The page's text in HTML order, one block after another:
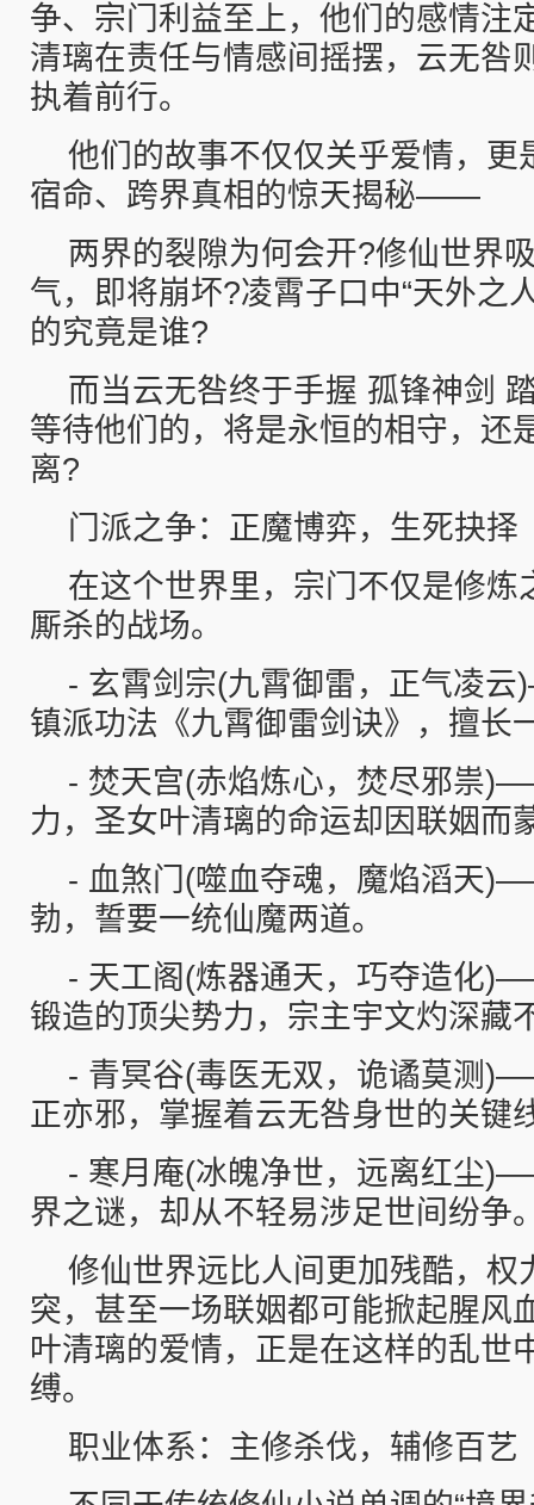
争、宗门利益至上，他们的感情注
清璃在责任与情感间摇摆，云无咎
执着前行。
他们的故事不仅仅关乎爱情，更
宿命、跨界真相的惊天揭秘——
两界的裂隙为何会开?修仙世界
气，即将崩坏?凌霄子口中“天外之
的究竟是谁?
而当云无咎终于手握 孤锋神剑
等待他们的，将是永恒的相守，还
离?
门派之争：正魔博弈，生死抉择
在这个世界里，宗门不仅是修炼
厮杀的战场。
- 玄霄剑宗(九霄御雷，正气凌
镇派功法《九霄御雷剑诀》，擅长
- 焚天宫(赤焰炼心，焚尽邪祟
力，圣女叶清璃的命运却因联姻而
- 血煞门(噬血夺魂，魔焰滔天
勃，誓要一统仙魔两道。
- 天工阁(炼器通天，巧夺造化
锻造的顶尖势力，宗主宇文灼深藏
- 青冥谷(毒医无双，诡谲莫测
正亦邪，掌握着云无咎身世的关键
- 寒月庵(冰魄净世，远离红尘
界之谜，却从不轻易涉足世间纷争
修仙世界远比人间更加残酷，权
突，甚至一场联姻都可能掀起腥风
叶清璃的爱情，正是在这样的乱世
缚。
职业体系：主修杀伐，辅修百艺